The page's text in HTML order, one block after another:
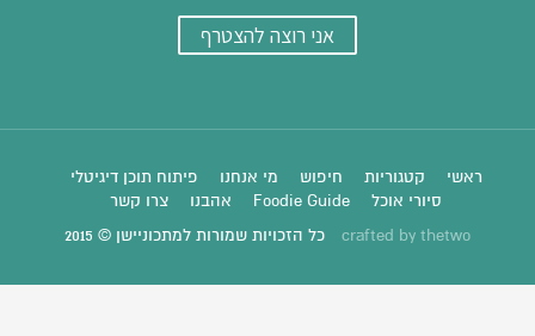
ראשי קטגוריות חיפוש מי אנחנו
פיתוח תוכן דיגיטלי
סיורי אוכל
Foodie Guide אהבנו צרו קשר
crafted by thetwo כל הזכויות שמורות למתכוניישן © 2015